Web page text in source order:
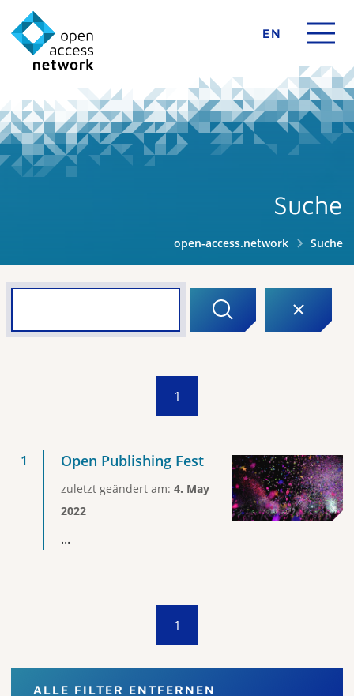
EN
Suche
open-access.network Suche
1
Open Publishing Fest
zuletzt geändert am: 4. May
2022
...
1
ALLE FILTER ENTFERNEN